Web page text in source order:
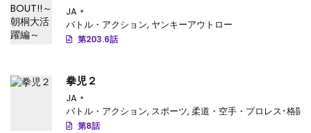
JA
バトル・アクション, ヤンキーアウトロー
第203.6話
拳児２
JA
バトル・アクション, スポーツ, 柔道・空手・プロレス･格闘
第8話